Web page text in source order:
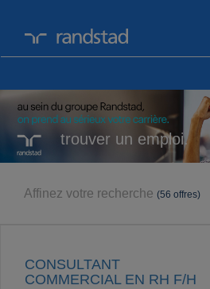
trouver un emploi.
Affinez votre recherche (56 offres)
CONSULTANT
COMMERCIAL EN RH F/H